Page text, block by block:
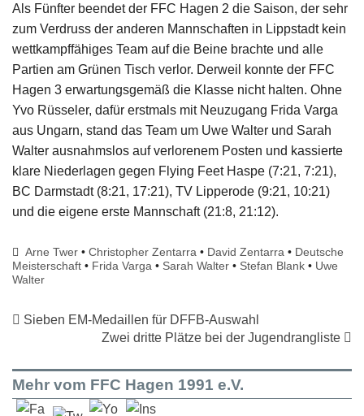
Als Fünfter beendet der FFC Hagen 2 die Saison, der sehr
zum Verdruss der anderen Mannschaften in Lippstadt kein
wettkampffähiges Team auf die Beine brachte und alle
Partien am Grünen Tisch verlor. Derweil konnte der FFC
Hagen 3 erwartungsgemäß die Klasse nicht halten. Ohne
Yvo Rüsseler, dafür erstmals mit Neuzugang Frida Varga
aus Ungarn, stand das Team um Uwe Walter und Sarah
Walter ausnahmslos auf verlorenem Posten und kassierte
klare Niederlagen gegen Flying Feet Haspe (7:21, 7:21),
BC Darmstadt (8:21, 17:21), TV Lipperode (9:21, 10:21)
und die eigene erste Mannschaft (21:8, 21:12).
Arne Twer •Christopher Zentarra • David Zentarra • Deutsche
Meisterschaft • Frida Varga • Sarah Walter • Stefan Blank • Uwe
Walter
Sieben EM-Medaillen für DFFB-Auswahl
Zwei dritte Plätze bei der Jugendrangliste
Mehr vom FFC Hagen 1991 e.V.